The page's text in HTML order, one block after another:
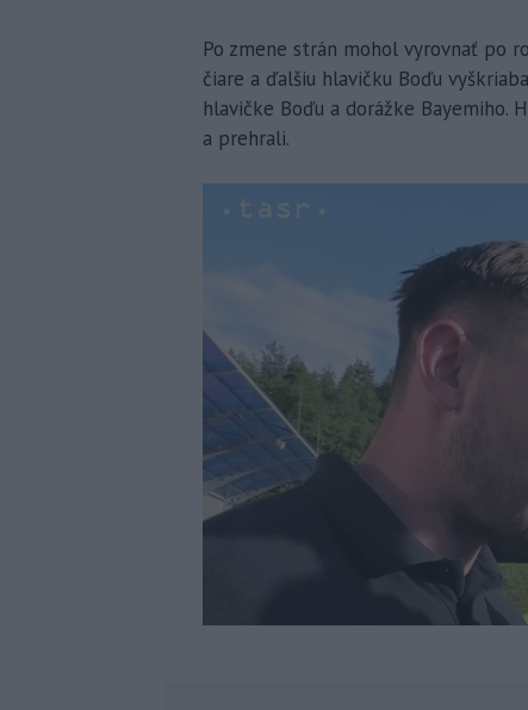
Po zmene strán mohol vyrovnať po
čiare a ďalšiu hlavičku Boďu
hlavičke Boďu a dorážke Bayemiho.
a prehrali.